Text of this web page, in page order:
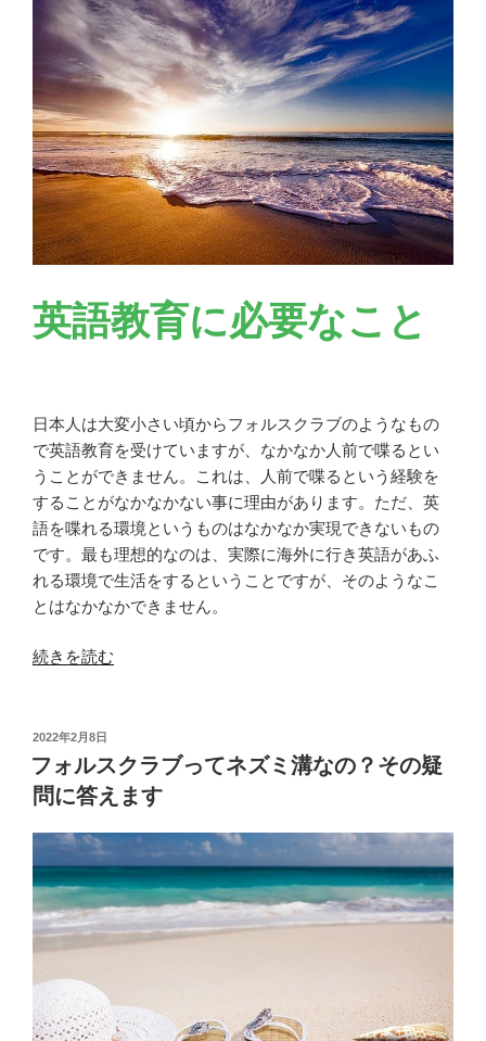
の
多
彩
な
コ
ン
テ
ツ
と
英語教育に必要なこと
日本人は大変小さい頃からフォルスクラブのようなもの
で英語教育を受けていますが、なかなか人前で喋るとい
うことができません。これは、人前で喋るという経験を
することがなかなかない事に理由があります。ただ、英
語を喋れる環境というものはなかなか実現できないもの
です。最も理想的なのは、実際に海外に行き英語があふ
れる環境で生活をするということですが、そのようなこ
とはなかなかできません。
“フ
ス
ク
ラ
ブ
の
MLM
で
は
な
教
育
続きを読む
投
稿
日:
2022年2月8日
フォルスクラブってネズミ溝なの？その疑
問に答えます